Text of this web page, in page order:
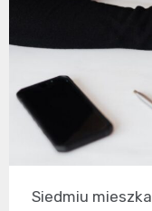
Siedmiu